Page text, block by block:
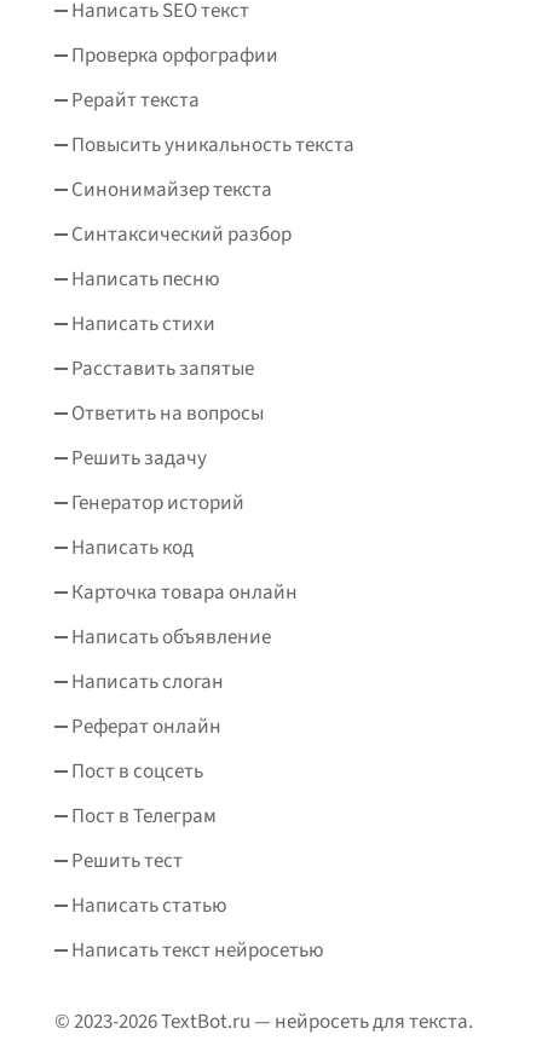
Написать SEO текст
Проверка орфографии
Рерайт текста
Повысить уникальность текста
Синонимайзер текста
Синтаксический разбор
Написать песню
Написать стихи
Расставить запятые
Ответить на вопросы
Решить задачу
Генератор историй
Написать код
Карточка товара онлайн
Написать объявление
Написать слоган
Реферат онлайн
Пост в соцсеть
Пост в Телеграм
Решить тест
Написать статью
Написать текст нейросетью
© 2023-2026 TextBot.ru — нейросеть для текста.